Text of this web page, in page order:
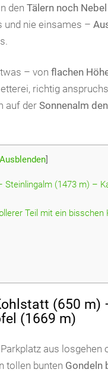
den Tälern noch Nebel
und nie einsames –
– von flachen
richtig
auf derSonnenalm
]
(1473 m) –
Teil mit ein bisschen
(650 m)
(1669 m)
aus losgehen
tollen bunten Gondeln